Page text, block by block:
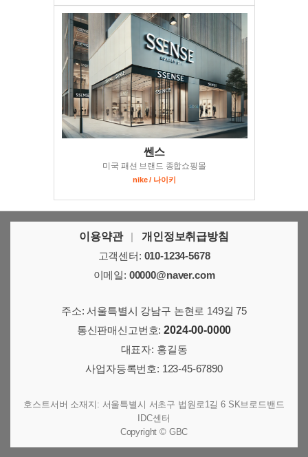
쎈스
미국 패션 브랜드 종합쇼핑몰
nike / 나이키
이용약관 |
개인정보취급방침
고객센터: 010-1234-5678
이메일: 00000@naver.com
주소: 서울특별시 강남구 논현로 149길 75
통신판매신고번호:2024-00-0000
대표자: 홍길동
사업자등록번호: 123-45-67890
호스트서버 소재지: 서울특별시 서초구 법원로1길 6 SK브로드밴드
IDC센터
Copyright © GBC